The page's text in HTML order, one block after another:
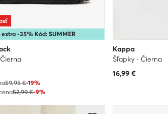
extra -35% Kód: SUMMER
59,95 €-19%
52,99 €-9%
Kappa
Šľapky · Čierna
16,99 €